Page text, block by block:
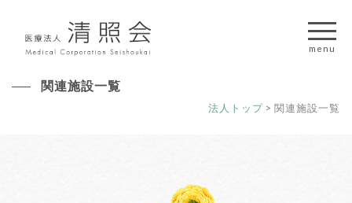
関連施設一覧
法人トップ > 関連施設一覧